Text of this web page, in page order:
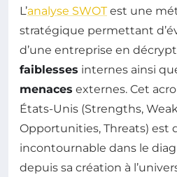
L’analyse SWOTest une
stratégique permettant
d’une entreprise en
faiblesses internes ainsi
menaces externes. Cet
États-Unis (Strengths,
Opportunities, Threats) est
incontournable dans le
depuis sa création à